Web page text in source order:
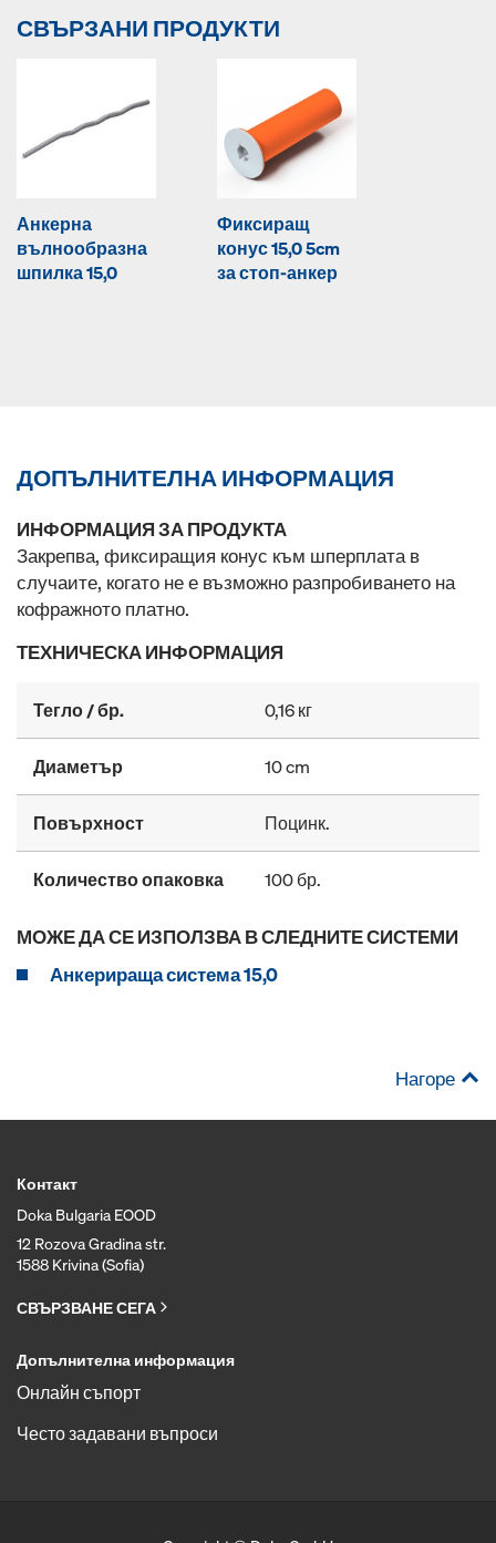
СВЪРЗАНИ ПРОДУКТИ
Анкерна
вълнообразна
шпилка 15,0
Фиксиращ
конус 15,0 5cm
за стоп-анкер
ДОПЪЛНИТЕЛНА ИНФОРМАЦИЯ
ИНФОРМАЦИЯ ЗА ПРОДУКТА
Закрепва, фиксиращия конус към шперплата в
случаите, когато не е възможно разпробиването на
кофражното платно.
ТЕХНИЧЕСКА ИНФОРМАЦИЯ
Тегло / бр. 0,16 кг
Диаметър 10 cm
Повърхност Поцинк.
Количество опаковка 100 бр.
МОЖЕ ДА СЕ ИЗПОЛЗВА В СЛЕДНИТЕ СИСТЕМИ
Анкерираща система 15,0
Нагоре
Контакт
Doka Bulgaria EOOD
12 Rozova Gradina str.
1588 Krivina (Sofia)
СВЪРЗВАНЕ СЕГА
Допълнителна информация
Онлайн съпорт
Често задавани въпроси